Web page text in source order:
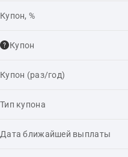
Купон, %
Купон
Купон (раз/год)
Тип купона
Дата ближайшей выплаты